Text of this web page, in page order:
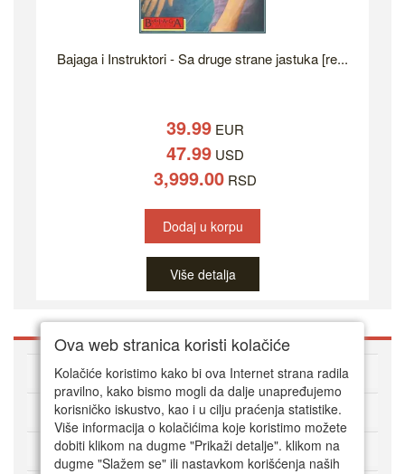
Bajaga i Instruktori - Sa druge strane jastuka [re...
39.99EUR
47.99USD
3,999.00RSD
Dodaj u korpu
Više detalja
O DVD Zoni
Kako kupovati online
Korisnički servis
Ova web stranica koristi kolačiće
Kolačiće koristimo kako bi ova Internet strana radila
pravilno, kako bismo mogli da dalje unapređujemo
korisničko iskustvo, kao i u cilju praćenja statistike.
Više informacija o kolačićima koje koristimo možete
dobiti klikom na dugme "Prikaži detalje". klikom na
dugme "Slažem se" ili nastavkom korišćenja naših